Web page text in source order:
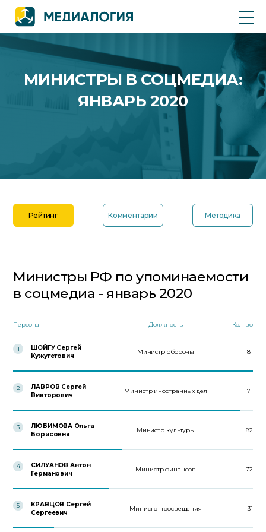
МИНИСТРЫ В СОЦМЕДИА:
ЯНВАРЬ 2020
Рейтинг Комментарии Методика
Министры РФ по упоминаемости
в соцмедиа - январь 2020
Персона Должность Кол-во
1
ШОЙГУ Сергей
Кужугетович
Министр обороны 181
2
ЛАВРОВ Сергей
Викторович
Министр иностранных дел 171
3
ЛЮБИМОВА Ольга
Борисовна
Министр культуры 82
4
СИЛУАНОВ Антон
Германович
Министр финансов 72
5
КРАВЦОВ Сергей
Сергеевич
Министр просвещения 31